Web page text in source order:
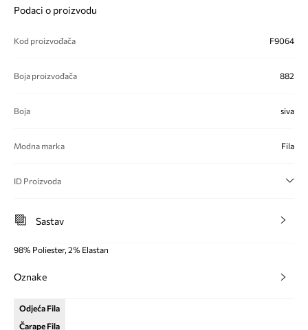
Podaci o proizvodu
Kod proizvođača F9064
Boja proizvođača 882
Boja siva
Modna marka Fila
ID Proizvoda
Sastav
98% Poliester, 2% Elastan
Oznake
Odjeća Fila
Čarape Fila